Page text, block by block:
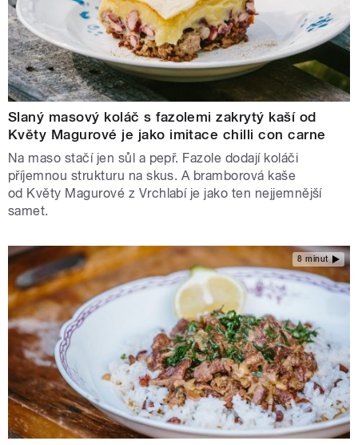
Slaný masový koláč s fazolemi zakrytý kaší od
Květy Magurové je jako imitace chilli con carne
Na maso stačí jen sůl a pepř. Fazole dodají koláči
příjemnou strukturu na skus. A bramborová kaše
od Květy Magurové z Vrchlabí je jako ten nejjemnější
samet.
8 minut